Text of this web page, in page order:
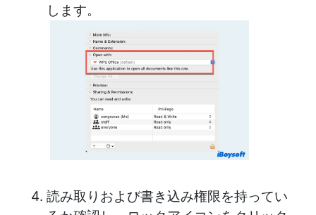
します。
読み取りおよび書き込み権限を持ってい